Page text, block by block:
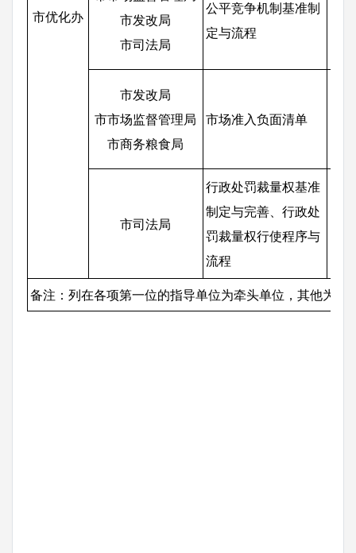
市优化办
市发改局
市司法局
公平竞争机制基准制
定与流程
市发改局
市市场监督管理局
市商务粮食局
市场准入负面清单
市司法局
行政处罚裁量权基准
制定与完善、行政处
罚裁量权行使程序与
流程
备注：列在各项第一位的指导单位为牵头单位，其他为配